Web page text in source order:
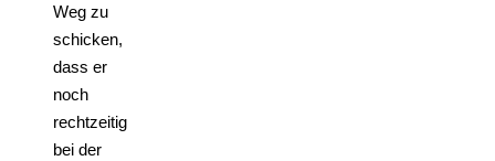
Weg zu
schicken,
dass er
noch
rechtzeitig
bei der